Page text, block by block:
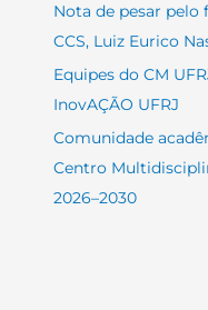
Nota de pesar
CCS, Luiz Eurico
Equipes do CM
InovAÇÃO UFRJ
Comunidade
Centro
2026–2030